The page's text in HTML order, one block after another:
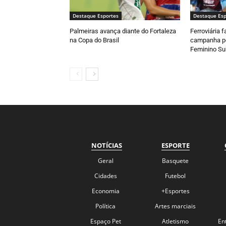
Destaque Esportes
Palmeiras avança diante do Fortaleza
na Copa do Brasil
Destaque
Ferroviária
campanha
Feminino
NOTÍCIAS
Geral
Cidades
Economia
Política
Espaço Pet
ESPORTE
Basquete
Futebol
+Esportes
Artes marciais
Atletismo